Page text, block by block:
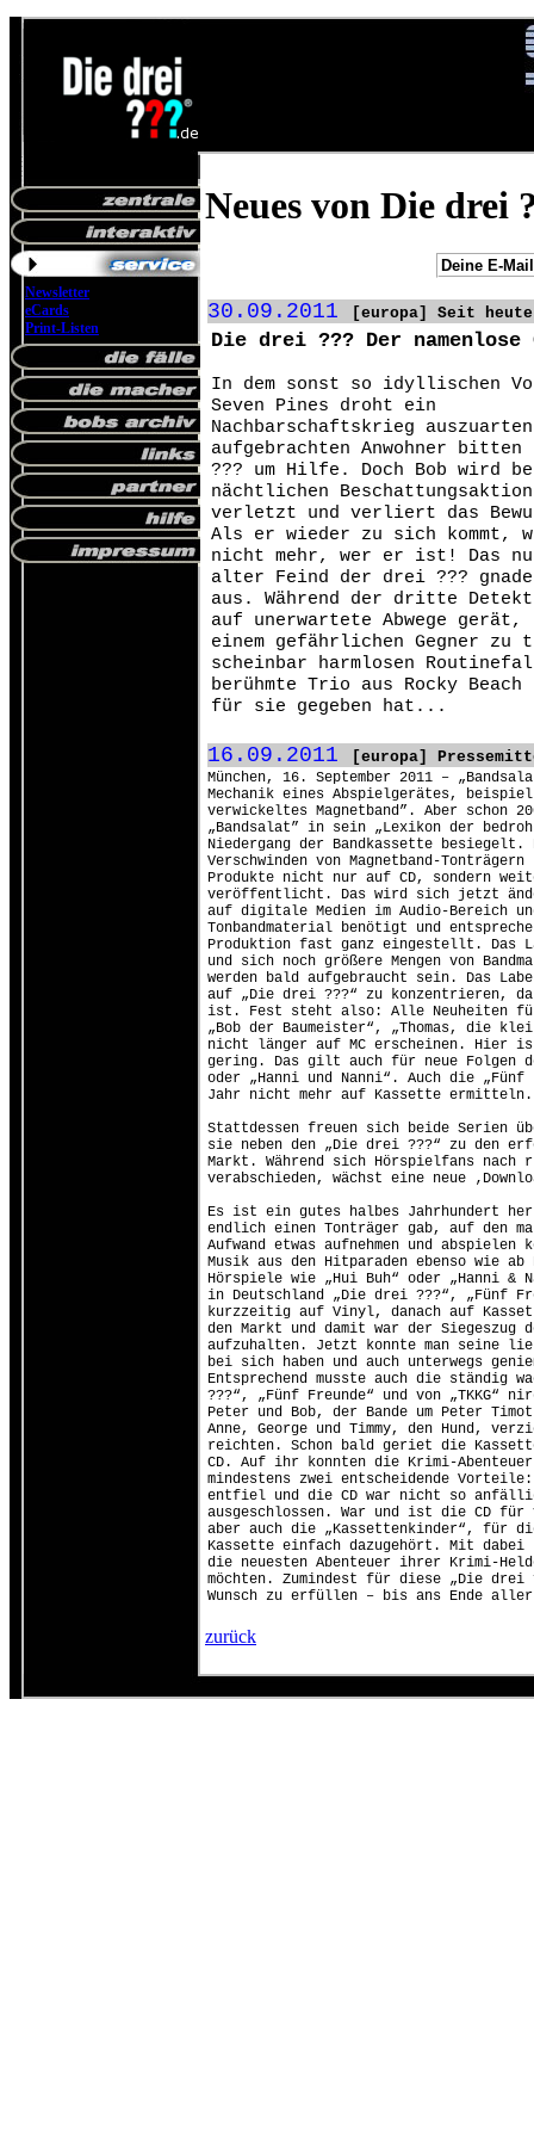
Newsletter
eCards
Print-Listen
Neues von Die drei
30.09.2011 [europa] Seit
Die drei ??? Der namenlose
In dem sonst so idyllischen
Seven Pines droht ein
Nachbarschaftskrieg
aufgebrachten Anwohner
??? um Hilfe. Doch Bob wird
nächtlichen Beschattungsaktion
verletzt und verliert das
Als er wieder zu sich kommt,
nicht mehr, wer er ist! Das
alter Feind der drei ???
aus. Während der dritte
auf unerwartete Abwege gerät,
einem gefährlichen Gegner zu
scheinbar harmlosen
berühmte Trio aus Rocky
für sie gegeben hat...
16.09.2011 [europa]
München, 16. September 2011 –
Mechanik eines Abspielgerätes,
verwickeltes Magnetband”. Aber schon
„Bandsalat” in sein „Lexikon der
Niedergang der Bandkassette besiegelt.
Verschwinden von Magnetband-
Produkte nicht nur auf CD, sondern
veröffentlicht. Das wird sich jetzt
auf digitale Medien im Audio-Bereich
Tonbandmaterial benötigt und
Produktion fast ganz eingestellt. Das
und sich noch größere Mengen von
werden bald aufgebraucht sein. Das
auf „Die drei ???“ zu konzentrieren,
ist. Fest steht also: Alle Neuheiten
„Bob der Baumeister“, „Thomas, die
nicht länger auf MC erscheinen. Hier
gering. Das gilt auch für neue Folgen
oder „Hanni und Nanni“. Auch die „Fünf
Jahr nicht mehr auf Kassette ermitteln.
Stattdessen freuen sich beide Serien
sie neben den „Die drei ???“ zu den
Markt. Während sich Hörspielfans nach
verabschieden, wächst eine neue
Es ist ein gutes halbes Jahrhundert
endlich einen Tonträger gab, auf den
Aufwand etwas aufnehmen und
Musik aus den Hitparaden ebenso wie
Hörspiele wie „Hui Buh“ oder „Hanni
in Deutschland „Die drei ???“, „Fünf
kurzzeitig auf Vinyl, danach auf
den Markt und damit war der
aufzuhalten. Jetzt konnte man seine
bei sich haben und auch unterwegs
Entsprechend musste auch die ständig
???“, „Fünf Freunde“ und von „TKKG“
Peter und Bob, der Bande um Peter
Anne, George und Timmy, den Hund,
reichten. Schon bald geriet die
CD. Auf ihr konnten die Krimi-
mindestens zwei entscheidende
entfiel und die CD war nicht so
ausgeschlossen. War und ist die CD
aber auch die „Kassettenkinder“, für die
Kassette einfach dazugehört. Mit
die neuesten Abenteuer ihrer Krimi-
möchten. Zumindest für diese „Die drei
Wunsch zu erfüllen – bis ans Ende aller
zurück